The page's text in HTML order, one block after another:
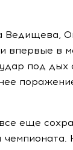
Ведищева,
в
под дых
еще